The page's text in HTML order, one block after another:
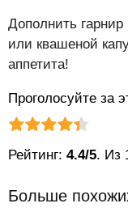
Дополнить
или квашеной
аппетита!
Проголосуйте за
Рейтинг статьи:
Рейтинг: 4.4/5. Из
Больше